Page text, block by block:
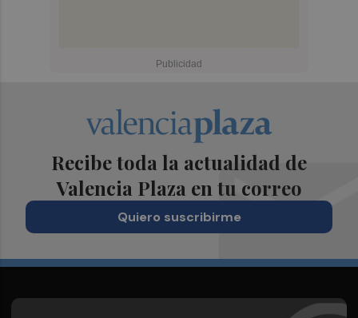
Recibe toda la actualidad de
Valencia Plaza en tu correo
Quiero suscribirme